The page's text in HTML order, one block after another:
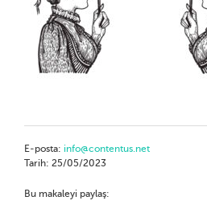
E-posta: info@contentus.net
Tarih: 25/05/2023
Bu makaleyi paylaş: